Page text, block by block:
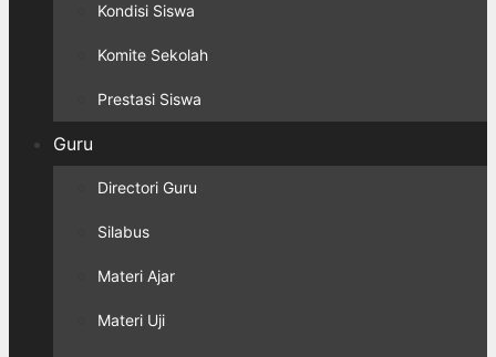
Kondisi Siswa
Komite Sekolah
Prestasi Siswa
Guru
Directori Guru
Silabus
Materi Ajar
Materi Uji